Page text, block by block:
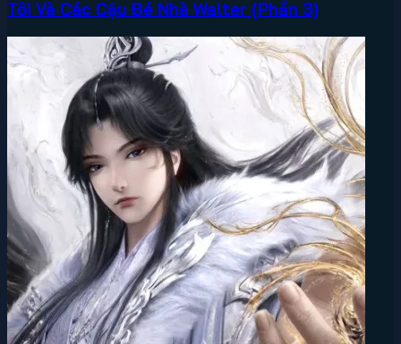
Tôi Và Các Cậu Bé Nhà Walter (Phần 3)